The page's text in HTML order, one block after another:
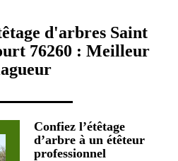
d'arbres Saint
76260 : Meilleur
Confiez l’étêtage
d’arbre à un étêteur
professionnel